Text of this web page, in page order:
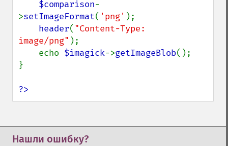
$comparison-
>setImageFormat( 'png' );
header( "Content-Type:
image/png" );
    echo
$imagick->getImageBlob();
}
?>
Нашли ошибку?
getNumberImages
getOption
getPackageName
getPage
getPixelIterator
getPixelRegionIterator
getQuantum
getQuantumDepth
getRegistry
getReleaseDate